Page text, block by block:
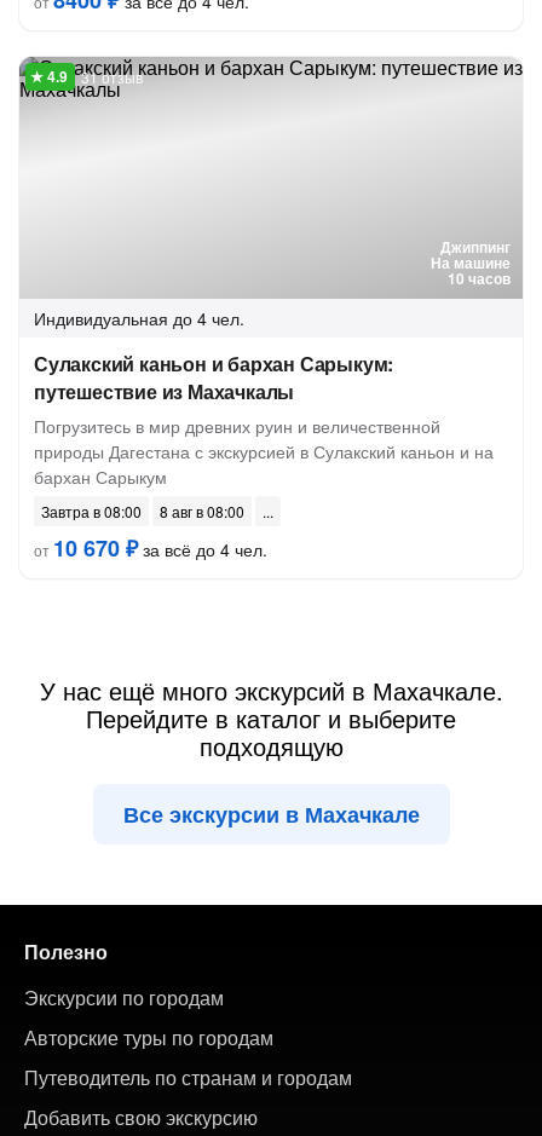
Джиппинг
На машине
10 часов
31 отзыв
Индивидуальная до 4 чел.
Сулакский каньон и бархан Сарыкум:
путешествие из Махачкалы
Погрузитесь в мир древних руин и величественной
природы Дагестана с экскурсией в Сулакский каньон и на
бархан Сарыкум
Завтра в 08:00
8 авг в 08:00
от 10 670 ₽за всё до 4 чел.
У нас ещё много экскурсий в Махачкале.
Перейдите в каталог и выберите
подходящую
Все экскурсии в Махачкале
Полезно
Экскурсии по городам
Авторские туры по городам
Путеводитель по странам и городам
Добавить свою экскурсию